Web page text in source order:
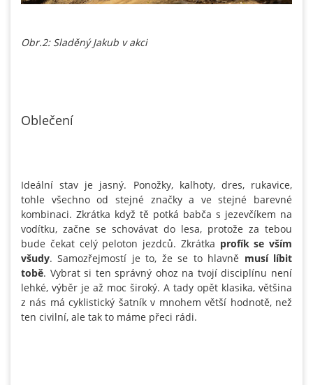
Obr.2: Sladěný Jakub v akci
Oblečení
Ideální stav je jasný. Ponožky, kalhoty, dres, rukavice,
tohle všechno od stejné značky a ve stejné barevné
kombinaci. Zkrátka když tě potká babča s jezevčíkem na
vodítku, začne se schovávat do lesa, protože za tebou
bude čekat celý peloton jezdců. Zkrátka profík se vším
všudy. Samozřejmostí je to, že se to hlavně musí líbit
tobě. Vybrat si ten správný ohoz na tvojí disciplínu není
lehké, výběr je až moc široký. A tady opět klasika, většina
z nás má cyklistický šatník v mnohem větší hodnotě, než
ten civilní, ale tak to máme přeci rádi.